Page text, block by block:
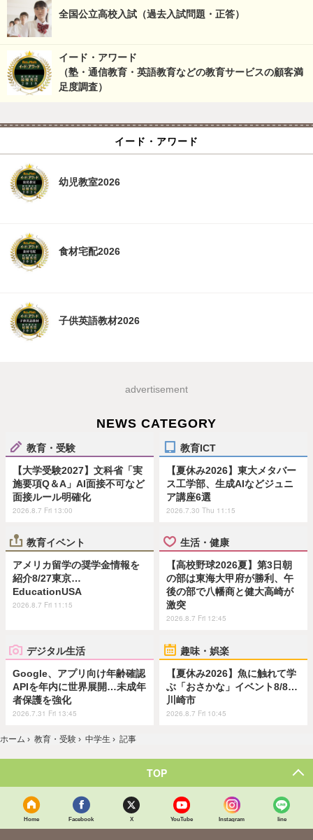
全国公立高校入試（過去入試問題・正答）
イード・アワード
（塾・通信教育・英語教育などの教育サービスの顧客満
足度調査）
イード・アワード
幼児教室2026
食材宅配2026
子供英語教材2026
advertisement
NEWS CATEGORY
教育・受験
【大学受験2027】文科省「実
施要項Q＆A」AI面接不可など
面接ルール明確化
2026.8.7 Fri 13:00
教育ICT
【夏休み2026】東大メタバー
ス工学部、生成AIなどジュニ
ア講座6選
2026.7.30 Thu 11:15
教育イベント
アメリカ留学の奨学金情報を
紹介8/27東京…
EducationUSA
2026.8.7 Fri 11:15
生活・健康
【高校野球2026夏】第3日朝
の部は東海大甲府が勝利、午
後の部で八幡商と健大高崎が
激突
2026.8.7 Fri 12:45
デジタル生活
Google、アプリ向け年齢確認
APIを年内に世界展開…未成年
者保護を強化
2026.7.31 Fri 13:45
趣味・娯楽
【夏休み2026】魚に触れて学
ぶ「おさかな」イベント8/8…
川崎市
2026.8.7 Fri 10:45
ホーム › 教育・受験 › 中学生 › 記事
TOP
Home Facebook X YouTube Instagram line